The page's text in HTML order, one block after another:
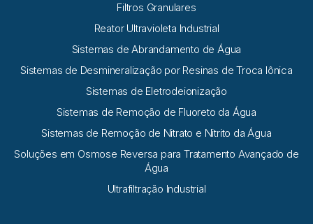
Filtros Granulares
Reator Ultravioleta Industrial
Sistemas de Abrandamento de Água
Sistemas de Desmineralização por Resinas de Troca Iônica
Sistemas de Eletrodeionização
Sistemas de Remoção de Fluoreto da Água
Sistemas de Remoção de Nitrato e Nitrito da Água
Soluções em Osmose Reversa para Tratamento Avançado de
Água
Ultrafiltração Industrial